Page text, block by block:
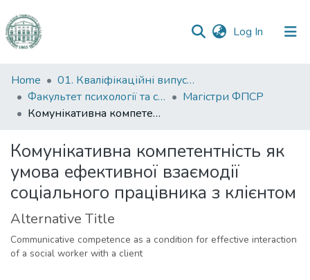
Log In (current)
Communities
&
Collections
Statistics
Home
01. Кваліфікаційні випускні роботи здобувачів вищої освіти
Факультет психології та соціальної роботи
Магістри ФПСР
Комунікативна компетентність як умова ефективної взаємодії соціального працівника з клієнтом
Комунікативна компетентність як
умова ефективної взаємодії
соціального працівника з клієнтом
Alternative Title
Communicative competence as a condition for effective interaction
of a social worker with a client